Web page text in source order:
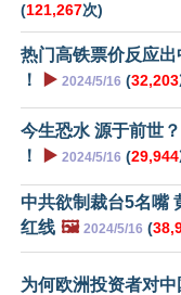
(121,267次)
热门高铁票价反应
！
▶️ 2024/5/16 (32,203
今生恐水 源于前世
！
▶️ 2024/5/16 (29,944
中共欲制裁台5名嘴
红线 🖼️ 2024/5/16 (
为何欧洲投资者对